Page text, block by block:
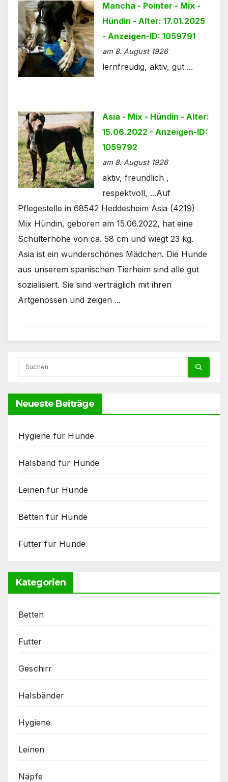
Mancha - Pointer - Mix -
Hündin - Alter: 17.01.2025
- Anzeigen-ID: 1059791
am 8. August 1926
lernfreudig, aktiv, gut ...
Asia - Mix - Hündin - Alter:
15.06.2022 - Anzeigen-ID:
1059792
am 8. August 1926
aktiv, freundlich ,
respektvoll, ...Auf
Pflegestelle in 68542 Heddesheim Asia (4219)
Mix Hündin, geboren am 15.06.2022, hat eine
Schulterhöhe von ca. 58 cm und wiegt 23 kg.
Asia ist ein wunderschönes Mädchen. Die Hunde
aus unserem spanischen Tierheim sind alle gut
sozialisiert. Sie sind verträglich mit ihren
Artgenossen und zeigen ...
Neueste Beiträge
Hygiene für Hunde
Halsband für Hunde
Leinen für Hunde
Betten für Hunde
Futter für Hunde
Kategorien
Betten
Futter
Geschirr
Halsbänder
Hygiene
Leinen
Näpfe